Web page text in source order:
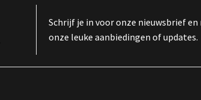
Schrijf je in voor onze nieuwsbrief
onze leuke aanbiedingen of updates.